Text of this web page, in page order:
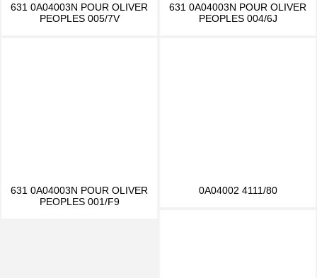
631 0A04003N POUR OLIVER
PEOPLES 005/7V
631 0A04003N POUR OLIVER
PEOPLES 004/6J
631 0A04003N POUR OLIVER
PEOPLES 001/F9
0A04002 4111/80